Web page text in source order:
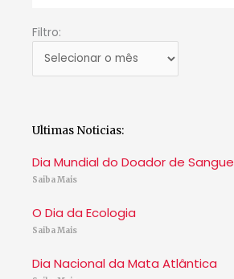
Filtro:
Filtro:
Ultimas Noticias:
Dia Mundial do Doador de Sangue
Saiba Mais
O Dia da Ecologia
Saiba Mais
Dia Nacional da Mata Atlântica